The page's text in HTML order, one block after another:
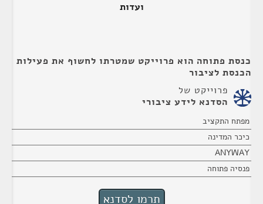
ועדות
כנסת פתוחה הוא פרוייקט שמטרתו לחשוף את פעילות
הכנסת לציבור
פרוייקט של
הסדנא לידע ציבורי
מפתח התקציב
כיכר המדינה
ANYWAY
פנסיה פתוחה